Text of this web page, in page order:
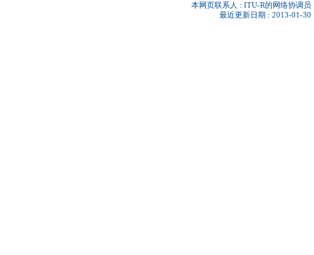
本网页联系人 : ITU-R的网络协调员
最近更新日期 : 2013-01-30